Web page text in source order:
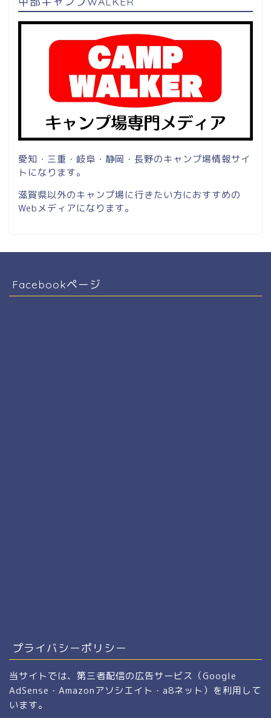
愛知・三重・岐阜・静岡・長野のキャンプ場情報サイ
トになります。
滋賀県以外のキャンプ場に行きたい方におすすめの
Webメディアになります。
Facebookページ
プライバシーポリシー
当サイトでは、第三者配信の広告サービス（Google
AdSense・Amazonアソシエイト・a8ネット）を利用して
います。